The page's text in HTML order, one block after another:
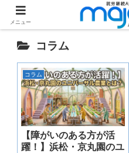
コラム
コラム
【障がいのある方が活
躍！】浜松・京丸園のユ
メニュー